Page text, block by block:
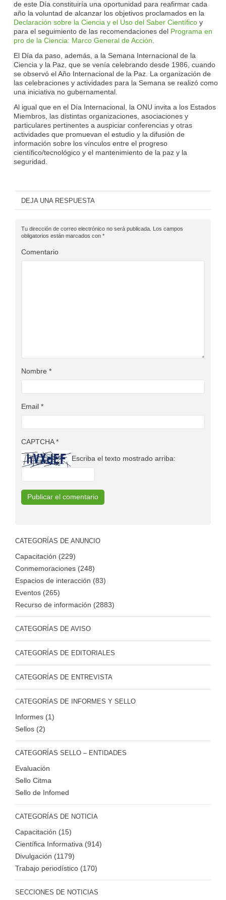
de este Día constituiría una oportunidad para reafirmar cada
año la voluntad de alcanzar los objetivos proclamados en la
Declaración sobre la Ciencia y el Uso del Saber Científico y
para el seguimiento de las recomendaciones del Programa en
pro de la Ciencia: Marco General de Acción
El Día da paso, además, a la Semana Internacional de la
Ciencia y la Paz, que se venía celebrando desde 1986, cuando
se observó el Año Internacional de la Paz. La organización de
las celebraciones y actividades para la Semana se realizó como
una iniciativa no gubernamental.
Al igual que en el Día Internacional, la ONU invita a los Estados
Miembros, las distintas organizaciones, asociaciones y
particulares pertinentes a auspiciar conferencias y otras
actividades que promuevan el estudio y la difusión de
información sobre los vínculos entre el progreso
científico/tecnológico y el mantenimiento de la paz y la
seguridad.
DEJA UNA RESPUESTA
Tu dirección de correo electrónico no será publicada. Los campos
obligatorios están marcados con *
Comentario
Nombre *
Email *
CAPTCHA*
Escriba el texto mostrado arriba:
CATEGORÍAS DE ANUNCIO
Capacitación (229)
Conmemoraciones (248)
Espacios de interacción (83)
Eventos (265)
Recurso de información (2883)
CATEGORÍAS DE AVISO
CATEGORÍAS DE EDITORIALES
CATEGORÍAS DE ENTREVISTA
CATEGORÍAS DE INFORMES Y SELLO
Informes (1)
Sellos (2)
CATEGORÍAS SELLO – ENTIDADES
Evaluación
Sello Citma
Sello de Infomed
CATEGORÍAS DE NOTICIA
Capacitación (15)
Científica Informativa (914)
Divulgación (1179)
Trabajo periodístico (170)
SECCIONES DE NOTICIAS